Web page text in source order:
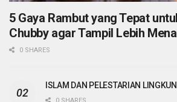
5 Gaya Rambut yang Tepat
Chubby agar Tampil Lebih
0 SHARES
ISLAM DAN PELESTARIAN